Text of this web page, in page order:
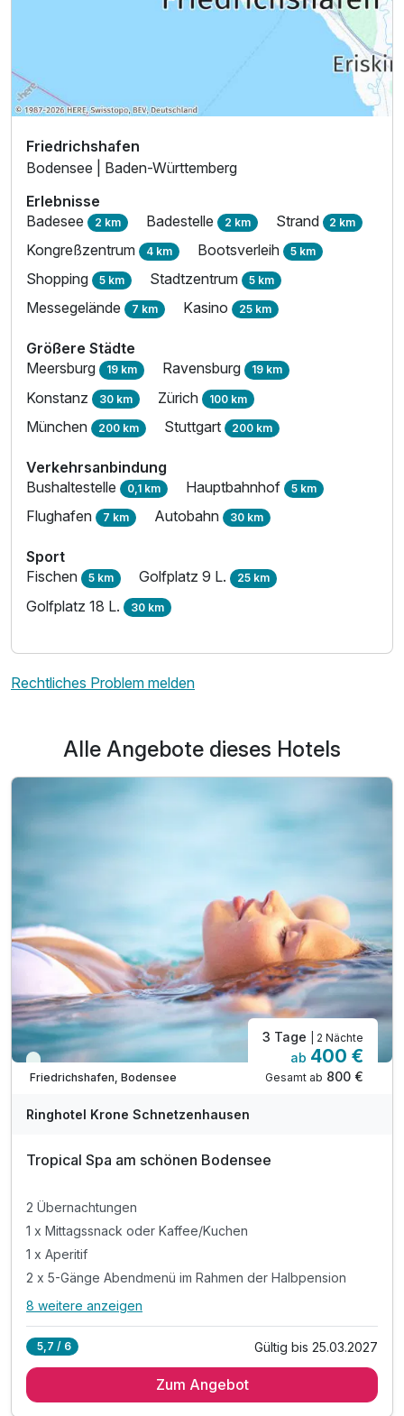
Ausstattung
Für 3 Tage
Friedrichshafen
Bodensee | Baden-Württemberg
Erlebnisse
Badesee 2 km Badestelle 2 km Strand 2 km
Kongreßzentrum 4 km Bootsverleih 5 km
Shopping 5 km Stadtzentrum 5 km
Messegelände 7 km Kasino 25 km
Größere Städte
Meersburg 19 km Ravensburg 19 km
Konstanz 30 km Zürich 100 km
München 200 km Stuttgart 200 km
Verkehrsanbindung
Bushaltestelle 0,1 km Hauptbahnhof 5 km
Flughafen 7 km Autobahn 30 km
Sport
Fischen 5 km Golfplatz 9 L. 25 km
Golfplatz 18 L. 30 km
Rechtliches Problem melden
Alle Angebote dieses Hotels
WAR
202
Viele Termine frei
Friedrichshafen, Bodensee
3 Tage | 2 Nächte
ab 400 €
Gesamt ab 800 €
Ringhotel Krone Schnetzenhausen
Tropical Spa am schönen Bodensee
2 Übernachtungen
1 x Mittagssnack oder Kaffee/Kuchen
1 x Aperitif
2 x 5-Gänge Abendmenü im Rahmen der Halbpension
Alle Inklusivleistungen
1 x Mittagssnack oder Kaffee/Kuchen
8 weitere anzeigen
5,7 / 6 Gültig bis 25.03.2027
Zum Angebot